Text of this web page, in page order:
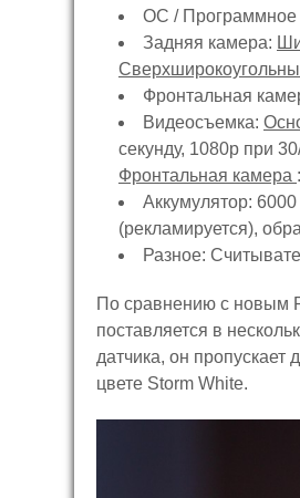
ОС / Программное
Задняя камера:
Фронтальная
Видеосъемка:
секунду, 1080p при
Фронтальная камера
Аккумулятор: 6000
(рекламируется),
Разное:
По сравнению с новым
поставляется в
датчика, он
цвете Storm White.